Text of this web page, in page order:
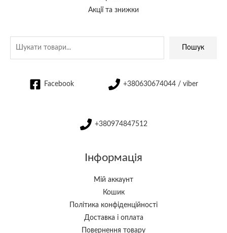
Акції та знижки
Пошук
Facebook +380630674044 / viber
+380974847512
Інформація
Мій аккаунт
Кошик
Політика конфіденційності
Доставка і оплата
Повернення товару